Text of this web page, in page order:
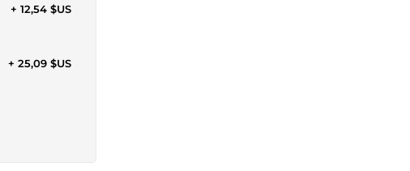
+ 12,54 $US
+ 25,09 $US